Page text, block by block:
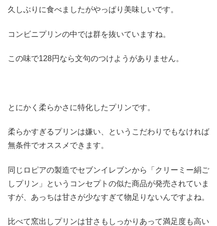
久しぶりに食べましたがやっぱり美味しいです。
コンビニプリンの中では群を抜いていますね。
この味で128円なら文句のつけようがありません。
とにかく柔らかさに特化したプリンです。
柔らかすぎるプリンは嫌い、というこだわりでもなければ
無条件でオススメできます。
同じロピアの製造でセブンイレブンから「クリーミー絹ご
しプリン」というコンセプトの似た商品が発売されていま
すが、あっちは甘さが少なすぎて物足りないんですよね。
比べて窯出しプリンは甘さもしっかりあって満足度も高い